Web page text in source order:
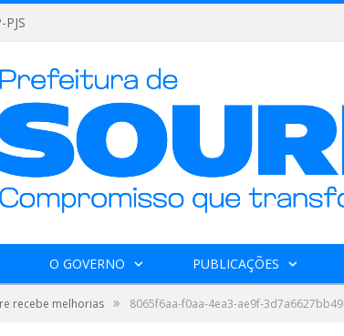
O GOVERNO PUBLICAÇÕES
recebe melhorias » 8065f6aa-f0aa-4ea3-ae9f-3d7a6627bb49